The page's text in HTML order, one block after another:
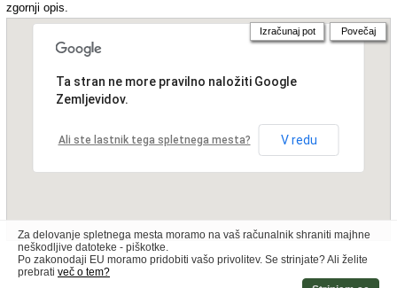
zgornji opis.
Ta stran ne more pravilno naložiti Google
Zemljevidov.
Ali ste lastnik tega spletnega mesta? V redu
Izračunaj pot Povečaj
Za delovanje spletnega mesta moramo na vaš računalnik shraniti majhne
neškodljive datoteke - piškotke.
Po zakonodaji EU moramo pridobiti vašo privolitev. Se strinjate? Ali želite
prebrati več o tem?